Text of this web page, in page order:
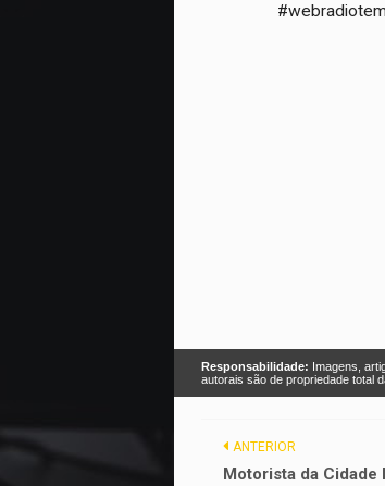
Responsabilidade: Imagens,
autorais são de propriedade total
ANTERIOR
Motorista da Cidade